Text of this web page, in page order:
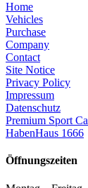
Home
Vehicles
Purchase
Company
Contact
Site Notice
Privacy Policy
Impressum
Datenschutz
Premium Sport
HabenHaus 1666
Öffnungszeiten